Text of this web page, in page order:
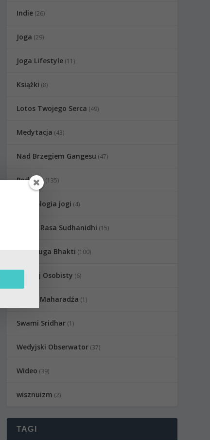
Indie(26)
Joga (29)
Joga Lifestyle(11)
Książki (8)
Lotos Twojego Serca (49)
Medytacja (43)
Nad Brzegiem Gangesu (47)
Podcast(135)
Psychologia jogi (4)
Radha Rasa Sudhanidhi (15)
Raganuga Bhakti (100)
Rozwój Osobisty (6)
Sadhu Maharadźa (1)
Swami Sridhar(1)
Wedyjski Obserwator(37)
Wideo (39)
wisznuizm (2)
TAGI